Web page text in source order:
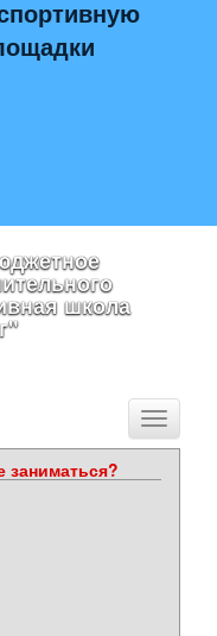
школа
Toggle
заниматься?